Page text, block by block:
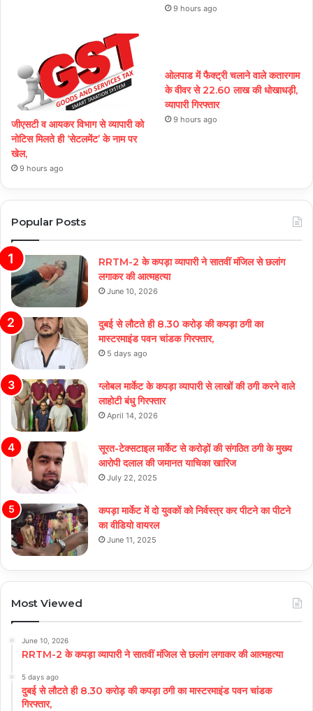
9 hours ago
जीएसटी व आयकर विभाग से व्यापारी को
नोटिस मिलते ही ‘सेटलमेंट’ के नाम पर
खेल,
9 hours ago
ओलपाड में फैक्ट्री चलाने वाले कतारगाम
के वीवर से 22.60 लाख की धोखाधड़ी,
व्यापारी गिरफ्तार
9 hours ago
Popular Posts
RRTM-2 के कपड़ा व्यापारी ने सातवीं मंजिल से छलांग
लगाकर की आत्महत्या
June 10, 2026
दुबई से लौटते ही 8.30 करोड़ की कपड़ा ठगी का
मास्टरमाइंड पवन चांडक गिरफ्तार,
5 days ago
ग्लोबल मार्केट के कपड़ा व्यापारी से लाखों की ठगी करने वाले
लाहोटी बंधु गिरफ्तार
April 14, 2026
सूरत-टेक्सटाइल मार्केट से करोड़ों की संगठित ठगी के मुख्य
आरोपी दलाल की जमानत याचिका खारिज
July 22, 2025
कपड़ा मार्केट में दो युवकों को निर्वस्त्र कर पीटने का पीटने
का वीडियो वायरल
June 11, 2025
Most Viewed
June 10, 2026
RRTM-2 के कपड़ा व्यापारी ने सातवीं मंजिल से छलांग लगाकर की आत्महत्या
5 days ago
दुबई से लौटते ही 8.30 करोड़ की कपड़ा ठगी का मास्टरमाइंड पवन चांडक
गिरफ्तार,